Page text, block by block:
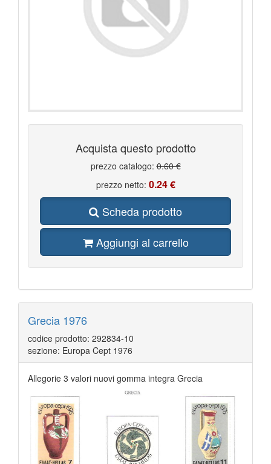
Acquista questo prodotto
prezzo catalogo:0.60 €
prezzo netto: 0.24 €
Scheda prodotto
Aggiungi al carrello
Grecia 1976
codice prodotto: 292834-10
sezione: Europa Cept 1976
Allegorie 3 valori nuovi gomma integra Grecia